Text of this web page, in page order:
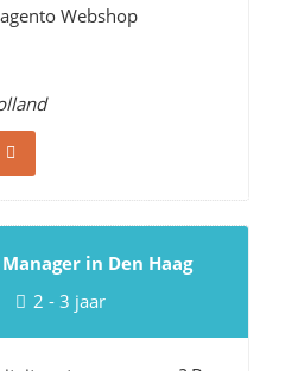
Webshop
in Den Haag
2 - 3 jaar